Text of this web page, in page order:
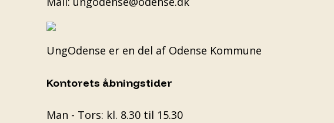
UngOdense er en del af Odense Kommune
Kontorets åbningstider
Man - Tors: kl. 8.30 til 15.30